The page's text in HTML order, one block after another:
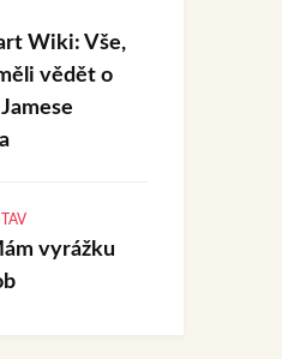
Wiki: Vše,
vědět o
vyrážku